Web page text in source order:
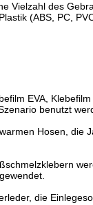
Vielzahl des
(ABS, PC,
EVA,
benutzt
Hosen, die
die